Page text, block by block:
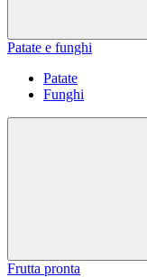
Patate e funghi
Patate
Funghi
Frutta pronta